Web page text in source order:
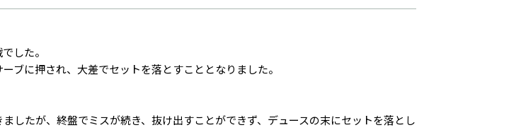
した。
ブに押され、大差でセットを落とすこととなりました。
したが、終盤でミスが続き、抜け出すことができず、デュースの末にセットを落とし